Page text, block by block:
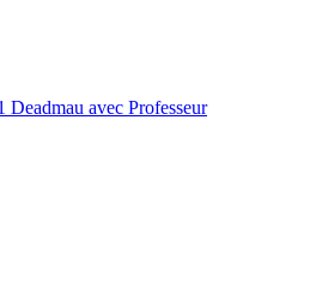
Deadmau avec Professeur